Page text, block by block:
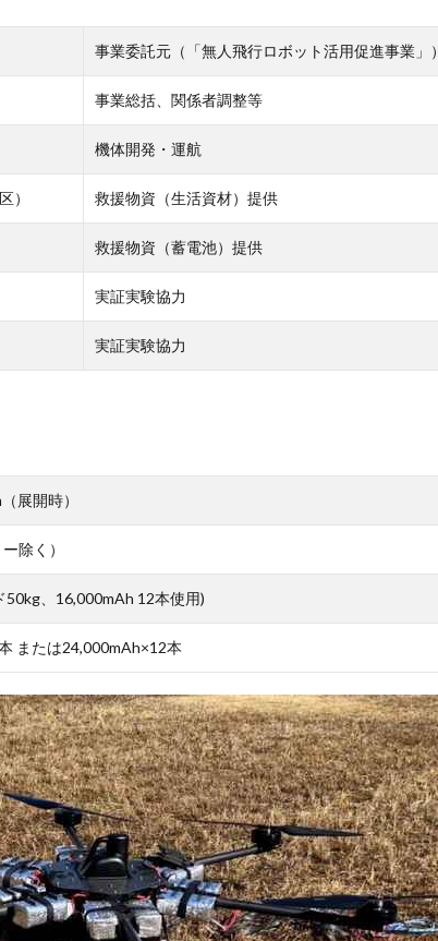
事業委託元（「無人飛行ロボット活用促進事業」）
事業総括、関係者調整等
機体開発・運航
） 救援物資（生活資材）提供
救援物資（蓄電池）提供
実証実験協力
実証実験協力
展開時）
除く）
50kg、16,000mAh 12本使用)
または24,000mAh×12本